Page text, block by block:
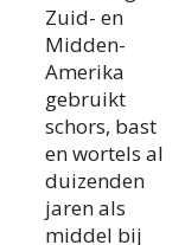
Zuid- en
Midden-
Amerika
gebruikt
schors, bast
en wortels al
duizenden
jaren als
middel bij